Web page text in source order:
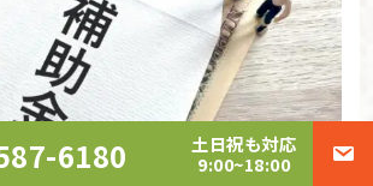
田市・多世代同居支援事業補助金
6180
土日祝も対応
9:00~18:00